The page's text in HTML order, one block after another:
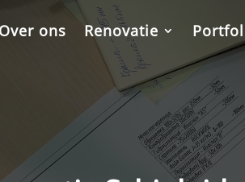
Over ons Renovatie